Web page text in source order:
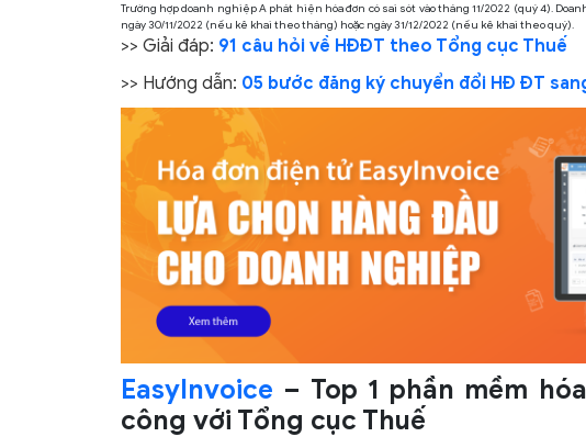
Trường hợp doanh nghiệp A phát hiện hóa đơn có sai sót vào tháng 11/2022 (quý 4).
ngày 30/11/2022 (nếu kê khai theo tháng) hoặc ngày 31/12/2022 (nếu kê khai theo quý).
>> Giải đáp: 91 câu hỏi về HĐĐT theo Tổng cục Thuế
>> Hướng dẫn: 05 bước đăng ký chuyển đổi HĐ ĐT
EasyInvoice – Top 1 phần mềm
công với Tổng cục Thuế